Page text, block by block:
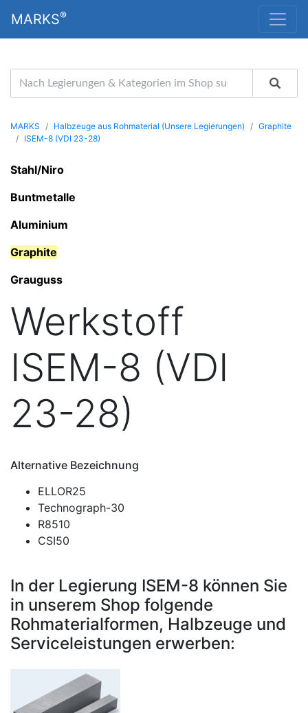
MARKS®
MARKS Halbzeuge aus Rohmaterial (Unsere Legierungen)
Graphite
ISEM-8 (VDI 23-28)
Stahl/Niro
Buntmetalle
Aluminium
Graphite
Grauguss
Werkstoff
ISEM-8 (VDI
23-28)
Alternative Bezeichnung
ELLOR25
Technograph-30
R8510
CSI50
In der Legierung ISEM-8 können Sie
in unserem Shop folgende
Rohmaterialformen, Halbzeuge und
Serviceleistungen erwerben: